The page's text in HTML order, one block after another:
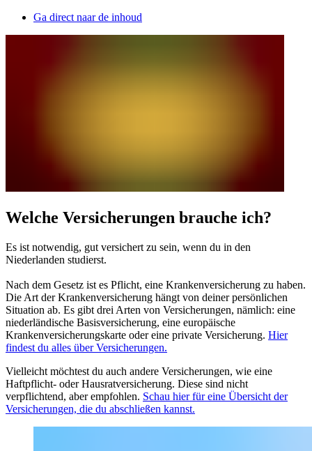
Ga direct naar de inhoud
Welche Versicherungen brauche ich?
Es ist notwendig, gut versichert zu sein, wenn du in den
Niederlanden studierst.
Nach dem Gesetz ist es Pflicht, eine Krankenversicherung zu haben.
Die Art der Krankenversicherung hängt von deiner persönlichen
Situation ab. Es gibt drei Arten von Versicherungen, nämlich: eine
niederländische Basisversicherung, eine europäische
Krankenversicherungskarte oder eine private Versicherung. Hier
findest du alles über Versicherungen.
Vielleicht möchtest du auch andere Versicherungen, wie eine
Haftpflicht- oder Hausratversicherung. Diese sind nicht
verpflichtend, aber empfohlen. Schau hier für eine Übersicht der
Versicherungen, die du abschließen kannst.